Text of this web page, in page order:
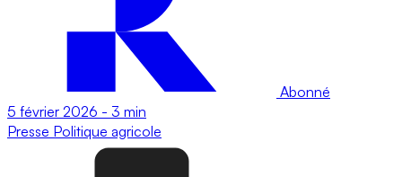
Abonné
5 février 2026 - 3 min
Presse Politique agricole